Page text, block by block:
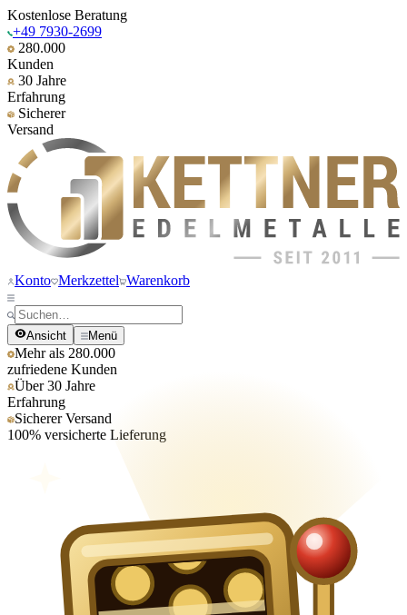
Kostenlose Beratung
+49 7930-2699
280.000
Kunden
30 Jahre
Erfahrung
Sicherer
Versand
Konto Merkzettel Warenkorb
Ansicht Menü
Mehr als 280.000
zufriedene Kunden
Über 30 Jahre
Erfahrung
Sicherer Versand
100% versicherte Lieferung